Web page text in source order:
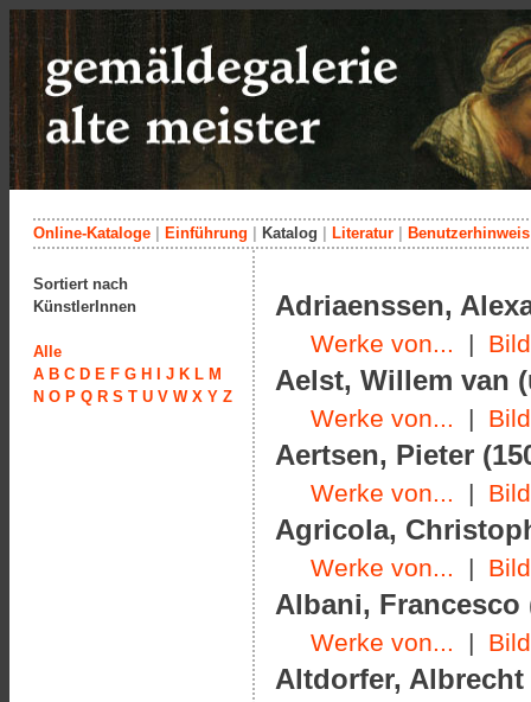
Online-Kataloge Einführung Katalog Literatur Benutzerhinweis
Adriaenssen,
Werke von... |
Aelst, Willem van
Werke von... |
Aertsen, Pieter
Werke von... |
Agricola,
Werke von... |
Albani, Francesco
Werke von... |
Altdorfer, Albrecht
Sortiert nach
KünstlerInnen
Alle
A B C D E F G H J K L M
N O P Q R S T U V W X Y Z